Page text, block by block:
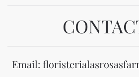
Email: